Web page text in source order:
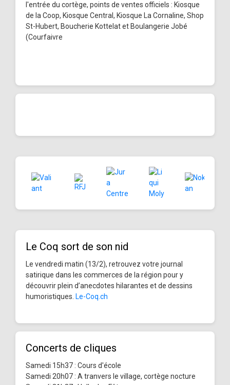
l'entrée du cortège, points de ventes officiels : Kiosque
de la Coop, Kiosque Central, Kiosque La Cornaline, Shop
St-Hubert, Boucherie Kottelat et Boulangerie Jobé
(Courfaivre
Le Coq sort de son nid
Le vendredi matin (13/2), retrouvez votre journal
satirique dans les commerces de la région pour y
découvrir plein d’anecdotes hilarantes et de dessins
humoristiques. Le-Coq.ch
Concerts de cliques
Samedi 15h37 : Cours d'école
Samedi 20h07 : A tranvers le village, cortège nocture